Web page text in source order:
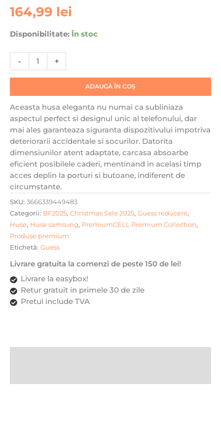
164,99 lei
Disponibilitate: În stoc
-
Cantitate
Husa
Samsung
Galaxy
S25
Colored
Ring
Classic
Logo,
Magsafe,
Hardcase,
Negru
+
ADAUGĂ ÎN COȘ
Aceasta husa eleganta nu numai ca subliniaza
aspectul perfect si designul unic al telefonului, dar
mai ales garanteaza siguranta dispozitivului impotriva
deteriorarii accidentale si socurilor. Datorita
dimensiunilor atent adaptate, carcasa absoarbe
eficient posibilele caderi, mentinand in acelasi timp
acces deplin la porturi si butoane, indiferent de
circumstante.
SKU: 3666339449483
Categorii: BF2025, Christmas Sale 2025, Guess reducere,
Huse, Huse samsung, PremiumCELL Premium Collection,
Produse premium
Etichetă: Guess
Livrare gratuita la comenzi de peste 150 de lei!
Livrare la easybox!
Retur gratuit in primele 30 de zile
Pretul include TVA